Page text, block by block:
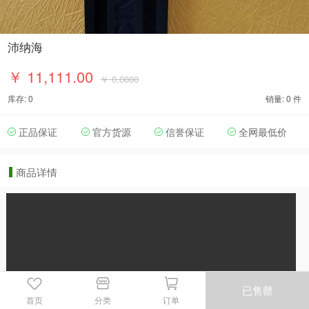
沛纳海
￥ 11,111.00 ￥ 0.0000
库存: 0 销量: 0 件
正品保证 官方货源 信誉保证 全网最低价
商品详情
首页 分类 订单
已售罄